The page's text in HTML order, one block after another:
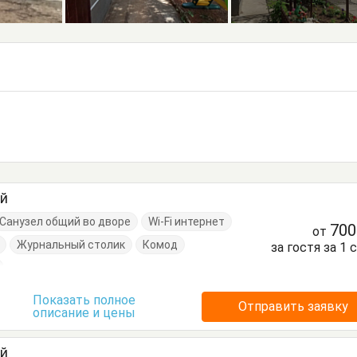
Санузел общий во дворе
Wi-Fi интернет
Журнальный столик
Комод
от
за гостя за 1
Показать полное
описание и цены
Отправить заявку